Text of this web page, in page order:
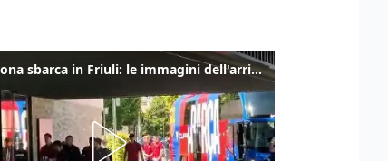
Il Barcellona sbarca in Friuli: le immagini dell'arrivo in albergo